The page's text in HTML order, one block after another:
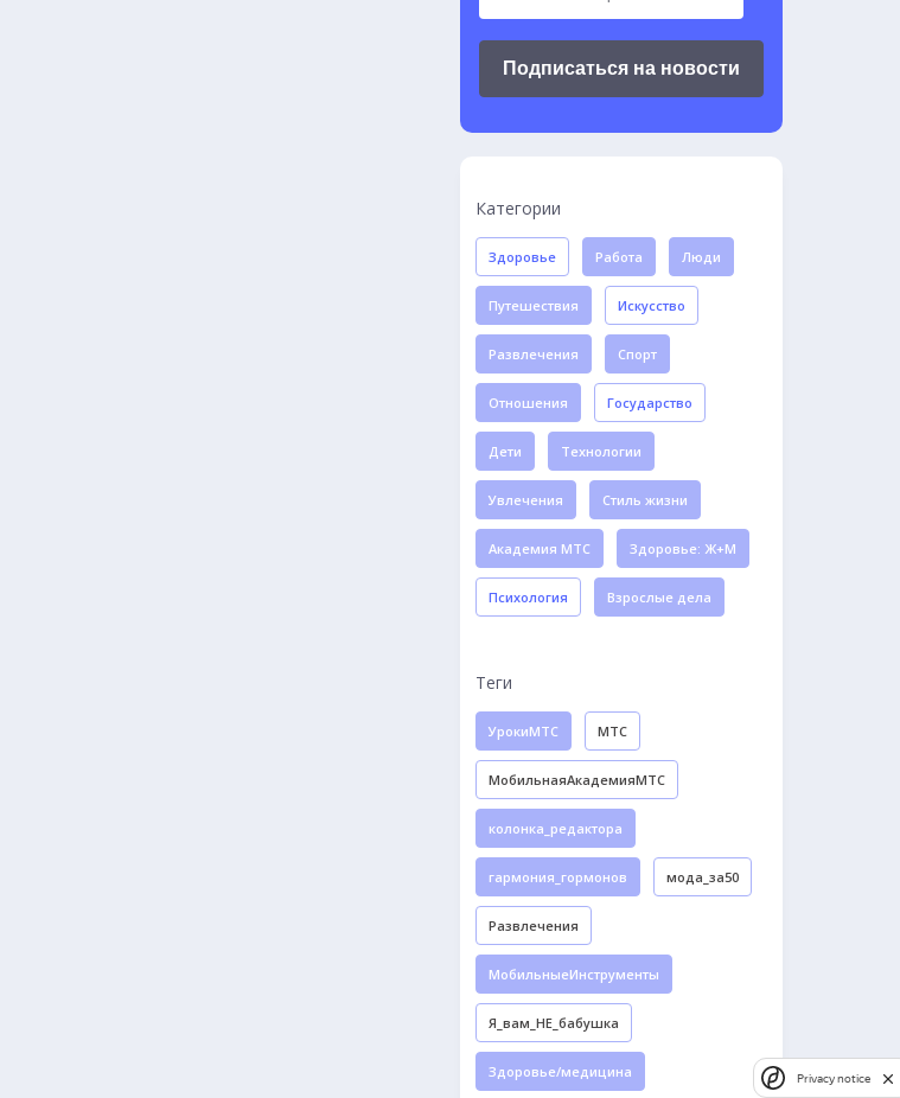
Подписаться на новости
Категории
Здоровье Работа Люди
Путешествия Искусство
Развлечения Спорт
Отношения Государство
Дети Технологии
Увлечения Стиль жизни
Академия МТС Здоровье: Ж+М
Психология Взрослые дела
Теги
УрокиМТС МТС
МобильнаяАкадемияМТС
колонка_редактора
гармония_гормонов мода_за50
Развлечения
МобильныеИнструменты
Я_вам_НЕ_бабушка
Здоровье/медицина Privacy notice